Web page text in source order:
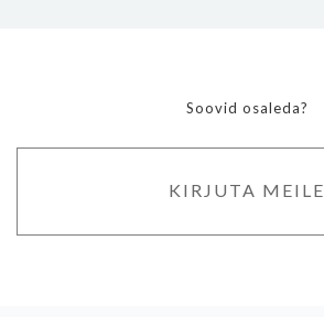
Soovid osaleda?
KIRJUTA MEILE